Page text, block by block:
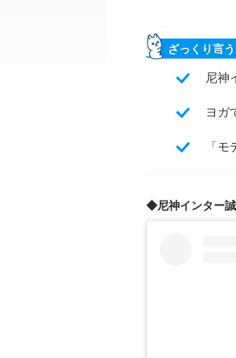
ざっくり言う
尼神
ヨガ
「
◆尼神インター